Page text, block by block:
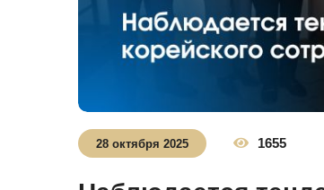
28 октября 2025 1655